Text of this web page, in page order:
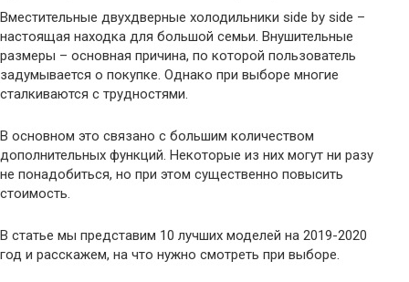
Вместительные двухдверные холодильники side by side –
настоящая находка для большой семьи. Внушительные
размеры – основная причина, по которой пользователь
задумывается о покупке. Однако при выборе многие
сталкиваются с трудностями.
В основном это связано с большим количеством
дополнительных функций. Некоторые из них могут ни разу
не понадобиться, но при этом существенно повысить
стоимость.
В статье мы представим 10 лучших моделей на 2019-2020
год и расскажем, на что нужно смотреть при выборе.